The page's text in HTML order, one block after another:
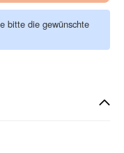
bitte die gewünschte